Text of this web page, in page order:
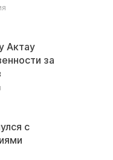
Актау
за
с